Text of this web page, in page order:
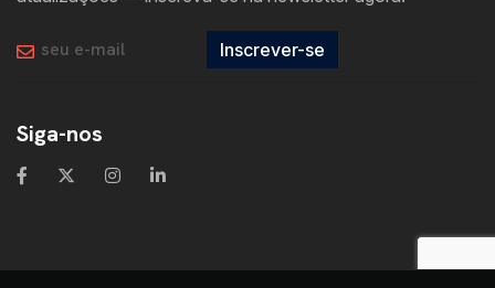
Inscrever-se
Siga-nos